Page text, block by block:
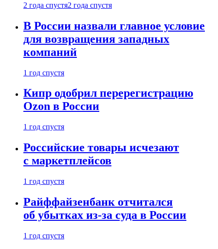
2 года спустя2 года спустя
В России назвали главное условие
для возвращения западных
компаний
1 год спустя
Кипр одобрил перерегистрацию
Ozon в России
1 год спустя
Российские товары исчезают
с маркетплейсов
1 год спустя
Райффайзенбанк отчитался
об убытках из-за суда в России
1 год спустя